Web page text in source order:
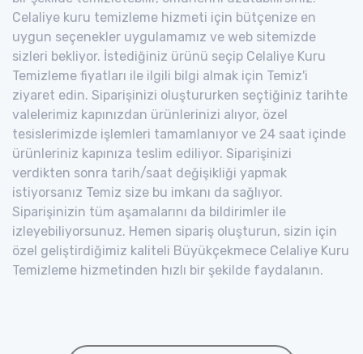
Celaliye kuru temizleme hizmeti için bütçenize en
uygun seçenekler uygulamamız ve web sitemizde
sizleri bekliyor. İstediğiniz ürünü seçip Celaliye Kuru
Temizleme fiyatları ile ilgili bilgi almak için Temiz'i
ziyaret edin. Siparişinizi oluştururken seçtiğiniz tarihte
valelerimiz kapınızdan ürünlerinizi alıyor, özel
tesislerimizde işlemleri tamamlanıyor ve 24 saat içinde
ürünleriniz kapınıza teslim ediliyor. Siparişinizi
verdikten sonra tarih/saat değişikliği yapmak
istiyorsanız Temiz size bu imkanı da sağlıyor.
Siparişinizin tüm aşamalarını da bildirimler ile
izleyebiliyorsunuz. Hemen sipariş oluşturun, sizin için
özel geliştirdiğimiz kaliteli Büyükçekmece Celaliye Kuru
Temizleme hizmetinden hızlı bir şekilde faydalanın.